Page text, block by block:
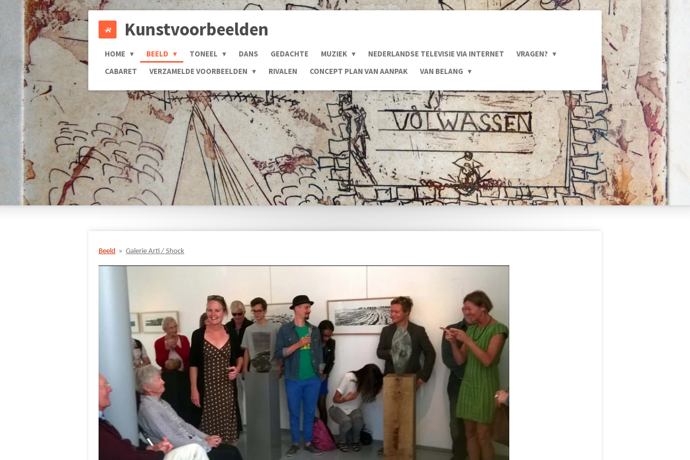
direct
hoofdinhoud
Kunstvoorbeelden
HOME BEELD TONEEL DANS GEDACHTE MUZIEK NEDERLANDSE TELEVISIE VIA INTERNET
VRAGEN?
CABARET
VERZAMELDE VOORBEELDEN RIVALEN CONCEPT PLAN VAN AANPAK VAN BELANG
Beeld » Galerie Arti / Shock